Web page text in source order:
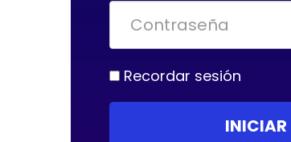
Recordar sesión